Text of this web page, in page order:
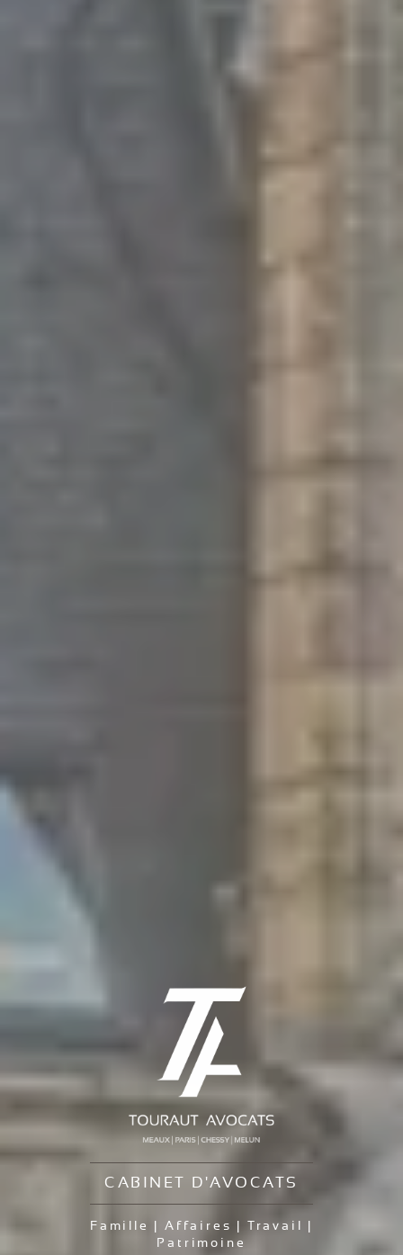
CABINET D'AVOCATS
Famille | Affaires | Travail |
Patrimoine